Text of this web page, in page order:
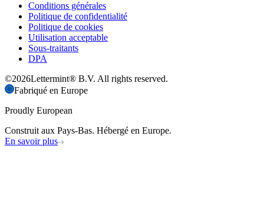
Conditions générales
Politique de confidentialité
Politique de cookies
Utilisation acceptable
Sous-traitants
DPA
©2026Lettermint® B.V. All rights reserved.
Fabriqué en Europe
Proudly European
Construit aux Pays-Bas. Hébergé en Europe.
En savoir plus